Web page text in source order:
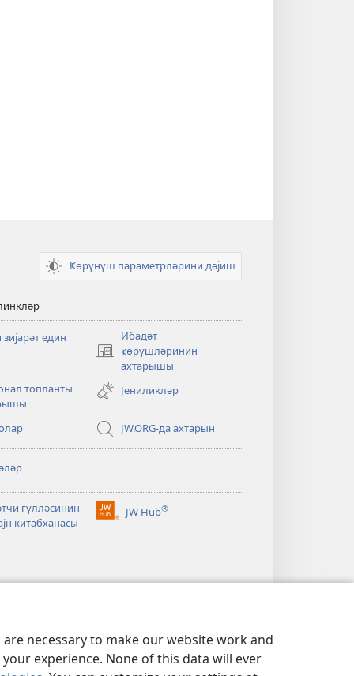
necessary to make our website work and
experience. None of this data will ever
Ҝөрүнүш параметрләрини дәјиш
един
Ибадәт
ҝөрүшләринин
ахтарышы
(opens
window)
топланты
Јениликләр
JW.ORG-да ахтарын
гүлләсинин
китабханасы
JW Hub®
(opens